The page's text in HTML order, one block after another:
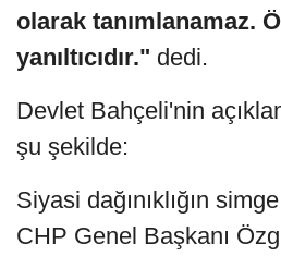
olarak tanımlanamaz.
yanıltıcıdır." dedi.
Devlet Bahçeli'nin
şu şekilde:
Siyasi dağınıklığın
CHP Genel Başkanı